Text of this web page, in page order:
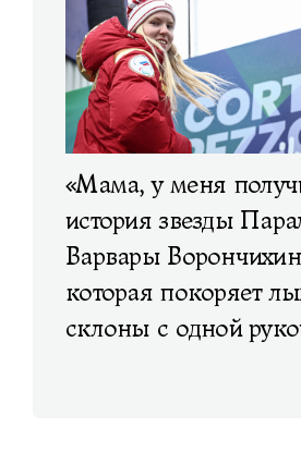
«Мама, у меня
история звезды
Варвары
которая покоряет
склоны с одной